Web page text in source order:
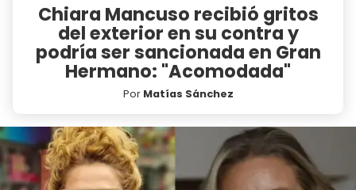
Chiara Mancuso recibió gritos
del exterior en su contra y
podría ser sancionada en Gran
Hermano: "Acomodada"
Por Matías Sánchez